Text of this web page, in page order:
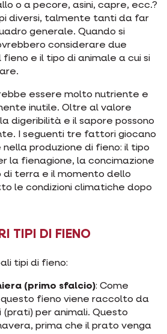
o a pecore, asini, capre, ecc.?
diversi, talmente tanti da far
generale. Quando si
considerare due
e il tipo di animale a cui si
essere molto nutriente e
inutile. Oltre al valore
digeribilità e il sapore possono
I seguenti tre fattori giocano
produzione di fieno: il tipo
la fienagione, la concimazione
terra e il momento dello
le condizioni climatiche dopo
TIPI DI FIENO
tipi di fieno:
(primo sfalcio): Come
questo fieno viene raccolto da
(prati) per animali. Questo
prima che il prato venga